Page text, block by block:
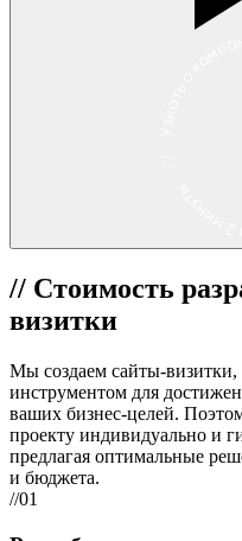
// Стоимость
визитки
Мы создаем сайты-визитки,
инструментом для
ваших бизнес-целей.
проекту индивидуально и
предлагая оптимальные
и бюджета.
//01